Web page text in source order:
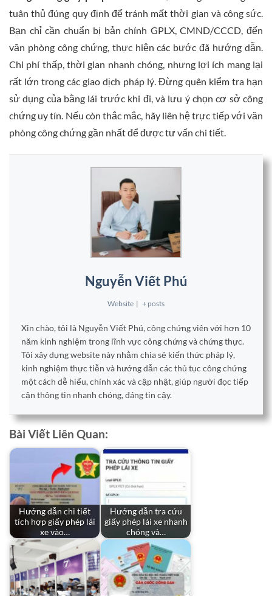
tuân thủ đúng quy định để tránh mất thời gian và công sức.
Bạn chỉ cần chuẩn bị bản chính GPLX, CMND/CCCD, đến
văn phòng công chứng, thực hiện các bước đã hướng dẫn.
Chi phí thấp, thời gian nhanh chóng, nhưng lợi ích mang lại
rất lớn trong các giao dịch pháp lý. Đừng quên kiểm tra hạn
sử dụng của bằng lái trước khi đi, và lưu ý chọn cơ sở công
chứng uy tín. Nếu còn thắc mắc, hãy liên hệ trực tiếp với văn
phòng công chứng gần nhất để được tư vấn chi tiết.
Nguyễn Viết Phú
Website | + posts
Xin chào, tôi là Nguyễn Viết Phú, công chứng viên với hơn 10
năm kinh nghiệm trong lĩnh vực công chứng và chứng thực.
Tôi xây dựng website này nhằm chia sẻ kiến thức pháp lý,
kinh nghiệm thực tiễn và hướng dẫn các thủ tục công chứng
một cách dễ hiểu, chính xác và cập nhật, giúp người đọc tiếp
cận thông tin nhanh chóng, đáng tin cậy.
Bài Viết Liên Quan:
Hướng dẫn chi tiết
tích hợp giấy phép lái
xe vào…
Hướng dẫn tra cứu
giấy phép lái xe nhanh
chóng và…